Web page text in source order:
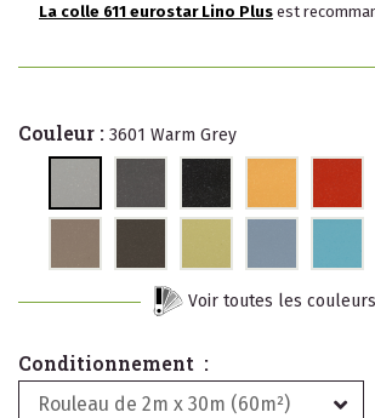
La colle 611 eurostar Lino Plus est
Couleur : 3601 Warm Grey
Voir toutes les couleurs
Conditionnement :
Rouleau de 2m x 30m (60m²)